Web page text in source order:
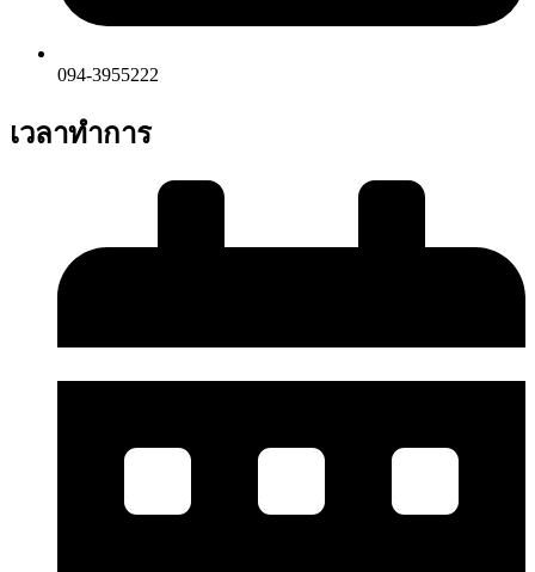
094-3955222
เวลาทำการ